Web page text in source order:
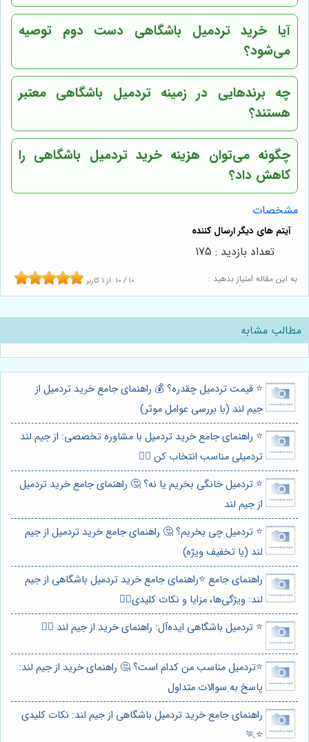
آیا خرید تردمیل باشگاهی دست دوم توصیه
می‌شود؟
چه برندهایی در زمینه تردمیل باشگاهی معتبر
هستند؟
چگونه می‌توان هزینه خرید تردمیل باشگاهی را
کاهش داد؟
مشخصات
به این مقاله امتیاز بدهید : 10 / 10 از 1 کاربر
تعداد بازدید : 175
مطالب مشابه
⭐️ قیمت تردمیل چقدره؟ 💰 راهنمای جامع خرید تردمیل از
جیم لند (با بررسی عوامل موثر)
⭐️ راهنمای جامع خرید تردمیل با مشاوره تخصصی: از جیم لند
تردمیلی مناسب انتخاب کن 🏃‍♀️
⭐️ تردمیل خانگی بخریم یا نه؟ 🤔 راهنمای جامع خرید تردمیل
از جیم لند
⭐️ تردمیل چی بخریم؟ 🤔 راهنمای جامع خرید تردمیل از جیم
لند (با تخفیف ویژه)
راهنمای جامع ⭐️راهنمای جامع خرید تردمیل باشگاهی از جیم
لند: ویژگی‌ها، مزایا و نکات کلیدی🏃‍♂️
⭐️ تردمیل باشگاهی ایده‌آل: راهنمای خرید از جیم لند 🏃‍♂️
⭐️تردمیل مناسب من کدام است؟ 🤔 راهنمای خرید از جیم لند:
پاسخ به سوالات متداول
راهنمای جامع خرید تردمیل باشگاهی از جیم لند: نکات کلیدی
⭐️🏃